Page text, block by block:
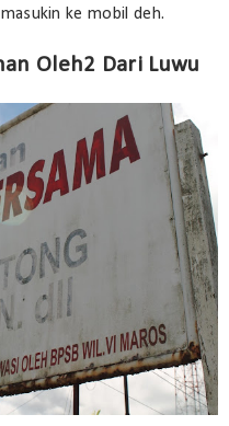
ke mobil deh.
Oleh2 Dari Luwu